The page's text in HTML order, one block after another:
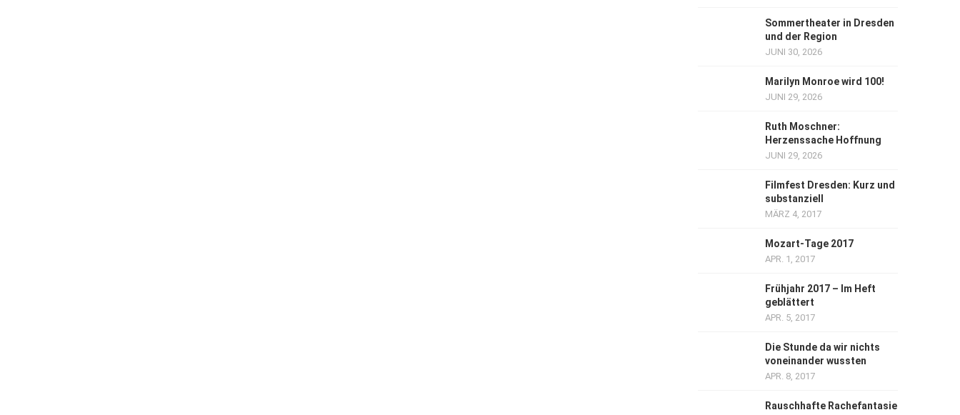
Sommertheater in Dresden
und der Region
JUNI 30, 2026
Marilyn Monroe wird 100!
JUNI 29, 2026
Ruth Moschner:
Herzenssache Hoffnung
JUNI 29, 2026
Filmfest Dresden: Kurz und
substanziell
MÄRZ 4, 2017
Mozart-Tage 2017
APR. 1, 2017
Frühjahr 2017 – Im Heft
geblättert
APR. 5, 2017
Die Stunde da wir nichts
voneinander wussten
APR. 8, 2017
Rauschhafte Rachefantasie